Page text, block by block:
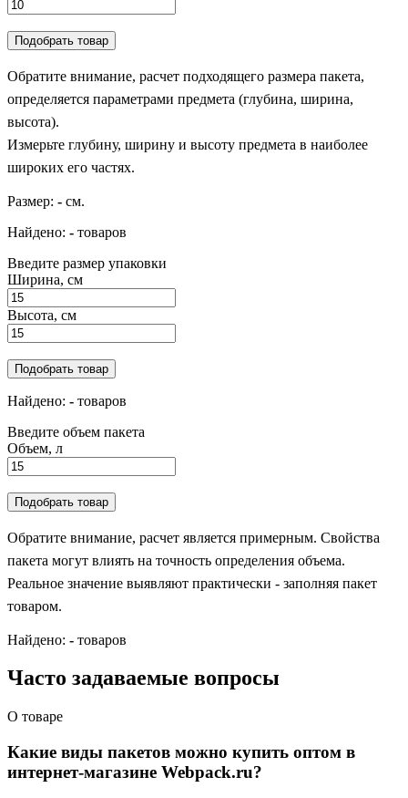
Подобрать товар
Обратите внимание, расчет подходящего размера пакета,
определяется параметрами предмета (глубина, ширина,
высота).
Измерьте глубину, ширину и высоту предмета в наиболее
широких его частях.
Размер: - см.
Найдено: - товаров
Введите размер упаковки
Ширина, см
Высота, см
Подобрать товар
Найдено: - товаров
Введите объем пакета
Объем, л
Подобрать товар
Обратите внимание, расчет является примерным. Свойства
пакета могут влиять на точность определения объема.
Реальное значение выявляют практически - заполняя пакет
товаром.
Найдено: - товаров
Часто задаваемые вопросы
О товаре
Какие виды пакетов можно купить оптом в
интернет-магазине Webpack.ru?